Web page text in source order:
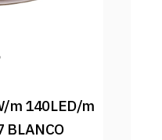
m 140LED/m
BLANCO